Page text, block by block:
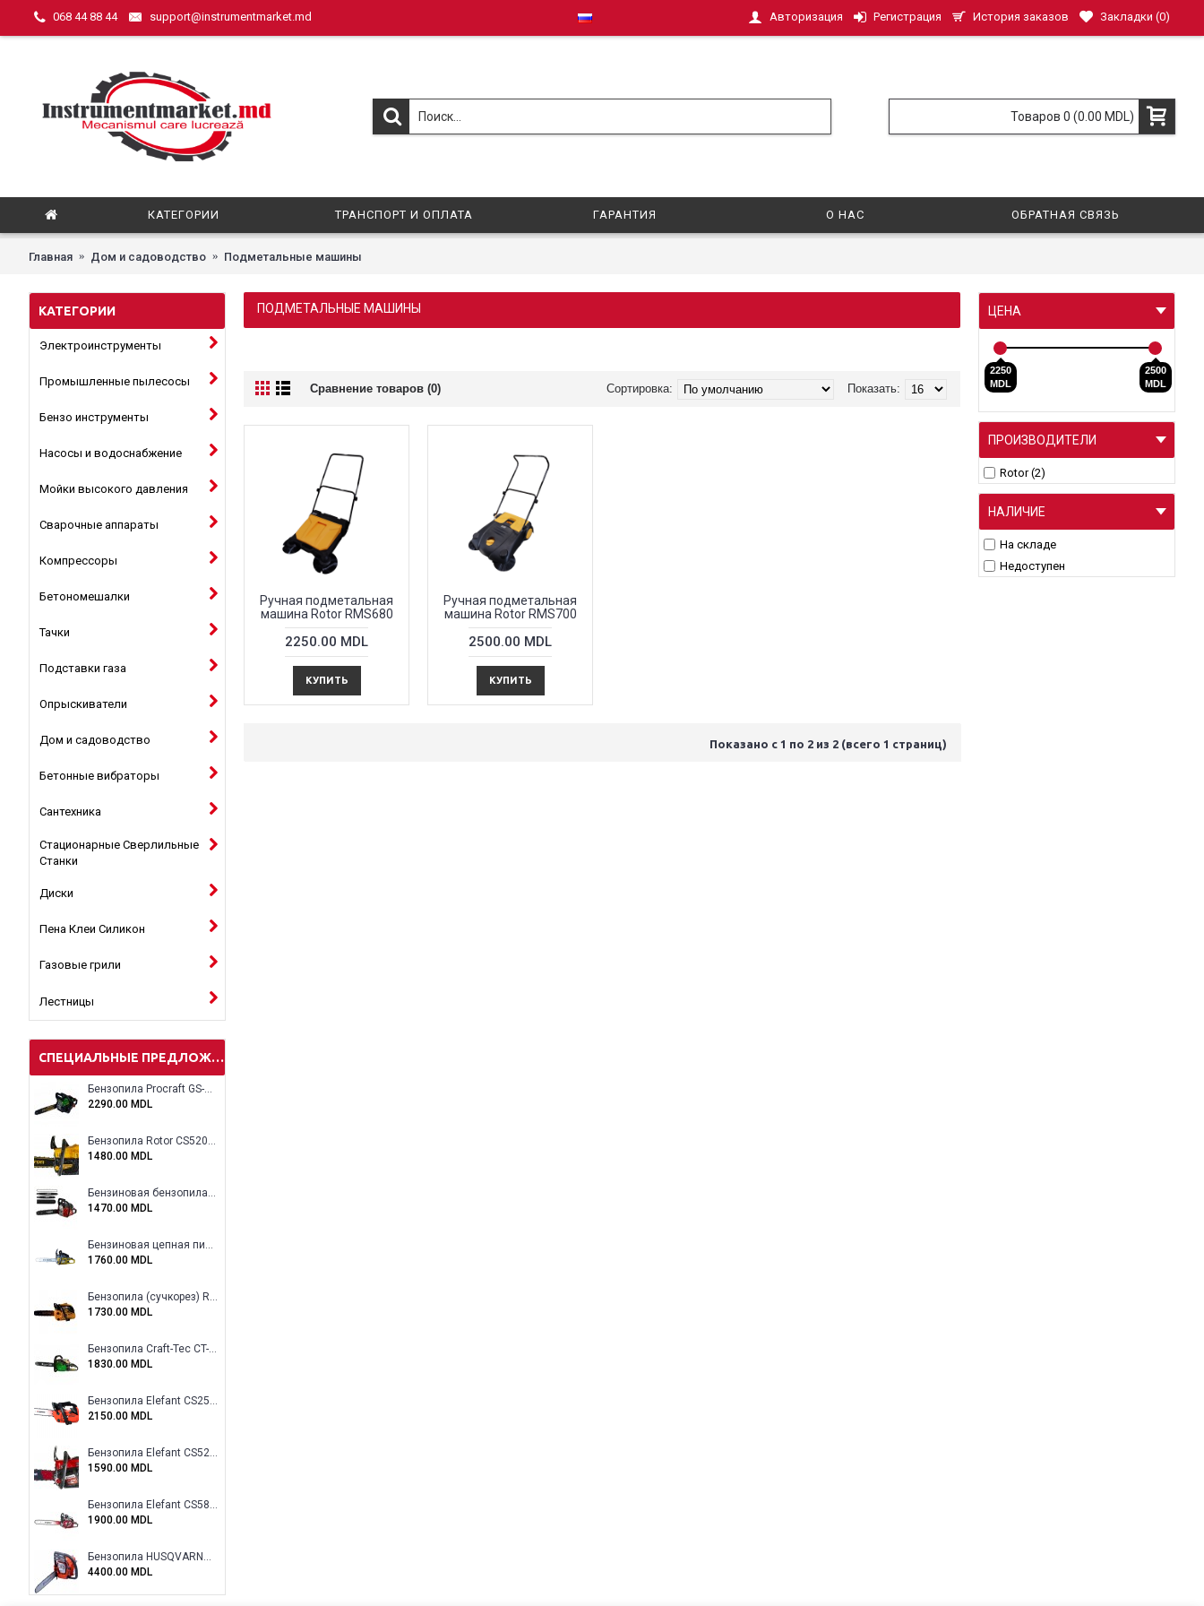
068 44 88 44 support@instrumentmarket.md Авторизация Регистрация История заказов Закладки (0)
Товаров 0 (0.00 MDL)
КАТЕГОРИИ ТРАНСПОРТ И ОПЛАТА ГАРАНТИЯ О НАС ОБРАТНАЯ СВЯЗЬ
Главная Дом и садоводство Подметальные машины
КАТЕГОРИИ
Электроинструменты
Промышленные пылесосы
Бензо инструменты
Насосы и водоснабжение
Мойки высокого давления
Сварочные аппараты
Компрессоры
Бетономешалки
Тачки
Подставки газа
Опрыскиватели
Дом и садоводство
Бетонные вибраторы
Сантехника
Стационарные Сверлильные
Станки
Диски
Пена Клеи Силикон
Газовые грили
Лестницы
СПЕЦИАЛЬНЫЕ ПРЕДЛОЖЕНИЯ
Бензопила Procraft GS-58X
2290.00 MDL
Бензопила Rotor CS5200A
1480.00 MDL
Бензиновая бензопила ELEFANT EM-5.5
1470.00 MDL
Бензиновая цепная пила Eltos E-5200
1760.00 MDL
Бензопила (сучкорез) Rotor RCS3000
1730.00 MDL
Бензопила Craft-Tec CT-5000
1830.00 MDL
Бензопила Elefant CS2500
2150.00 MDL
Бензопила Elefant CS5200
1590.00 MDL
Бензопила Elefant CS5800E
1900.00 MDL
Бензопила HUSQVARNA mark 120
4400.00 MDL
ЦЕНА
2250
MDL
2500
MDL
ПРОИЗВОДИТЕЛИ
Rotor (2)
НАЛИЧИЕ
На складе
Недоступен
ПОДМЕТАЛЬНЫЕ МАШИНЫ
Сравнение товаров (0) Показать:
Сортировка:
Ручная подметальная
машина Rotor RMS680
2250.00 MDL
КУПИТЬ
Ручная подметальная
машина Rotor RMS700
2500.00 MDL
КУПИТЬ
Показано с 1 по 2 из 2 (всего 1 страниц)